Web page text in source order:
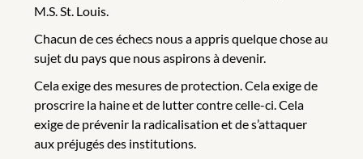
M.S. St. Louis.
Chacun de ces échecs nous a appris quelque chose au
sujet du pays que nous aspirons à devenir.
Cela exige des mesures de protection. Cela exige de
proscrire la haine et de lutter contre celle-ci. Cela
exige de prévenir la radicalisation et de s’attaquer
aux préjugés des institutions.